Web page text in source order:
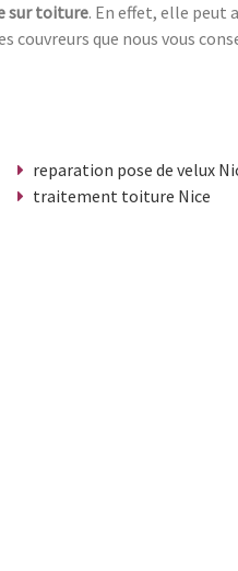
sur toiture. En effet, elle peut
que nous vous
reparation pose de velux
traitement toiture Nice